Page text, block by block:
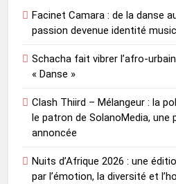
Facinet Camara : de la danse
passion devenue identité
Schacha fait vibrer l’afro-
« Danse »
Clash Thiird – Mélangeur : la
le patron de SolanoMedia, une
annoncée
Nuits d’Afrique 2026 : une
par l’émotion, la diversité et